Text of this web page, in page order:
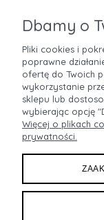
Dbamy o
Pliki cookies i
poprawne
ofertę do Twoich
wykorzystanie
sklepu lub
wybierając opcję
Więcej o plikach
prywatności.